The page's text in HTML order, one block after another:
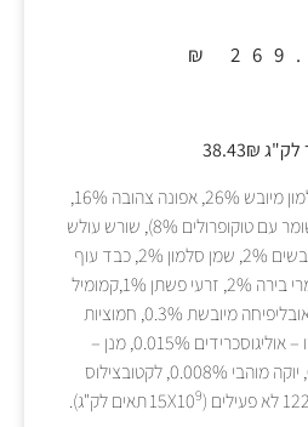
₪
38.43₪
הודו טרי 26%, סלמון מיובש 26%, אפונה צהובה 16%,
חומוס 11%, שומן עוף (משומר עם טוקופרולים 8%), שורש עולש
מיובש 2.5%, תפוחים מיובשים 2%, שמן סלמון 2%, כבד עוף
שעבר הידרוליזה 2%, שמרי בירה 2%, זרעי פשתן 1%,קמומיל
מיובש 0.5%, מינרלים, אובליפיחה מיובשת 0.3%, חמוציות
מיובשות 0.2%, פרוקטו – אוליגוסכרידים 0.015%, מנן –
אוליגוסכרידים 0.015%, יוקה מוהבי 0.008%, לקטובצילוס
9
תאים לק"ג).